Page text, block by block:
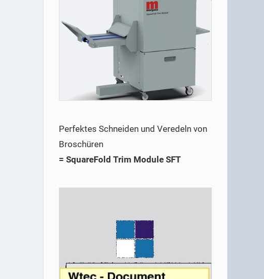
Perfektes Schneiden und Veredeln von
Broschüren
= SquareFold Trim Module SFT